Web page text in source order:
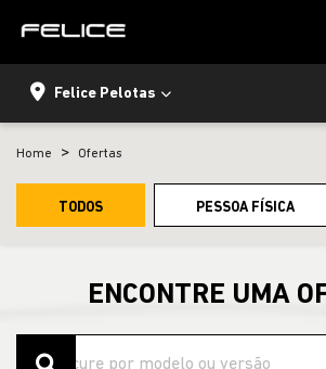
Felice Pelotas
Home Ofertas
TODOS PESSOA FÍSICA
ENCONTRE UMA